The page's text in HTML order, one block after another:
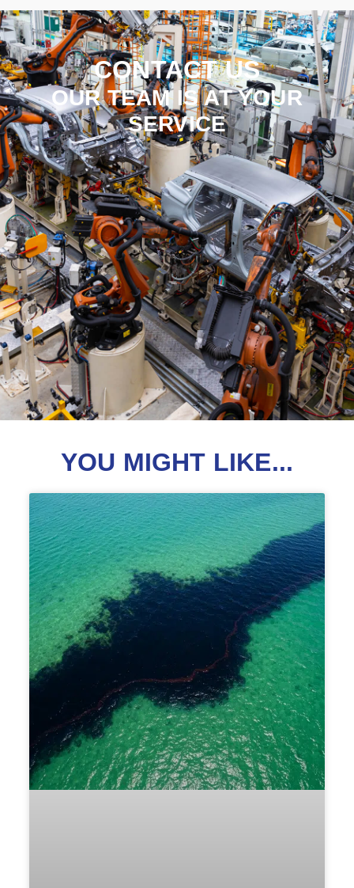
CONTACT US
OUR TEAM IS AT YOUR
SERVICE
YOU MIGHT LIKE...